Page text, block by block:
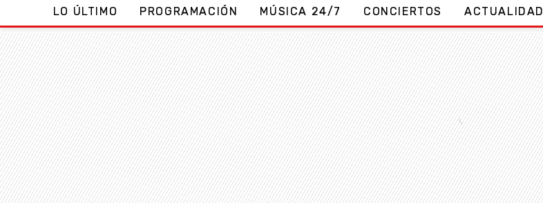
LO ÚLTIMO PROGRAMACIÓN MÚSICA 24/7 CONCIERTOS ACTUALIDAD